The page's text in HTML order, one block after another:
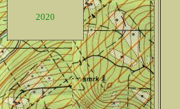
2020